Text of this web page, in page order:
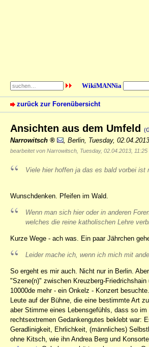
WikiMANNia
zurück zur Forenübersicht
Ansichten aus dem Umfeld
Narrowitsch Berlin Tuesday,
bearbeitet von Narrowitsch, Tuesday, 02.04.2013, 11:25
Viele hier hoffen ja das es bald vorbei
Wunschdenken. Pfeifen im Wald.
Wenn man sich hier oder in anderen
welches die reine katholischen Lehre
Kurze Wege - ach was. Ein paar Jährchen
Leider mache ich, wenn ich mich mit
So ergeht es mir auch. Nicht nur in Berlin.
"Szene(n)" zwischen Kreuzberg-
10000de mehr - ein Onkelz - Konzert
Leute auf der Bühne, die eine bestimmte Art
aber Stimme eines Lebensgefühls, dass so
rechtsextremen Gedankengutes beklebt war:
Geradlinigkeit, Ehrlichkeit, (männliches)
ohne Kitsch, wie ihn Andrea Berg und